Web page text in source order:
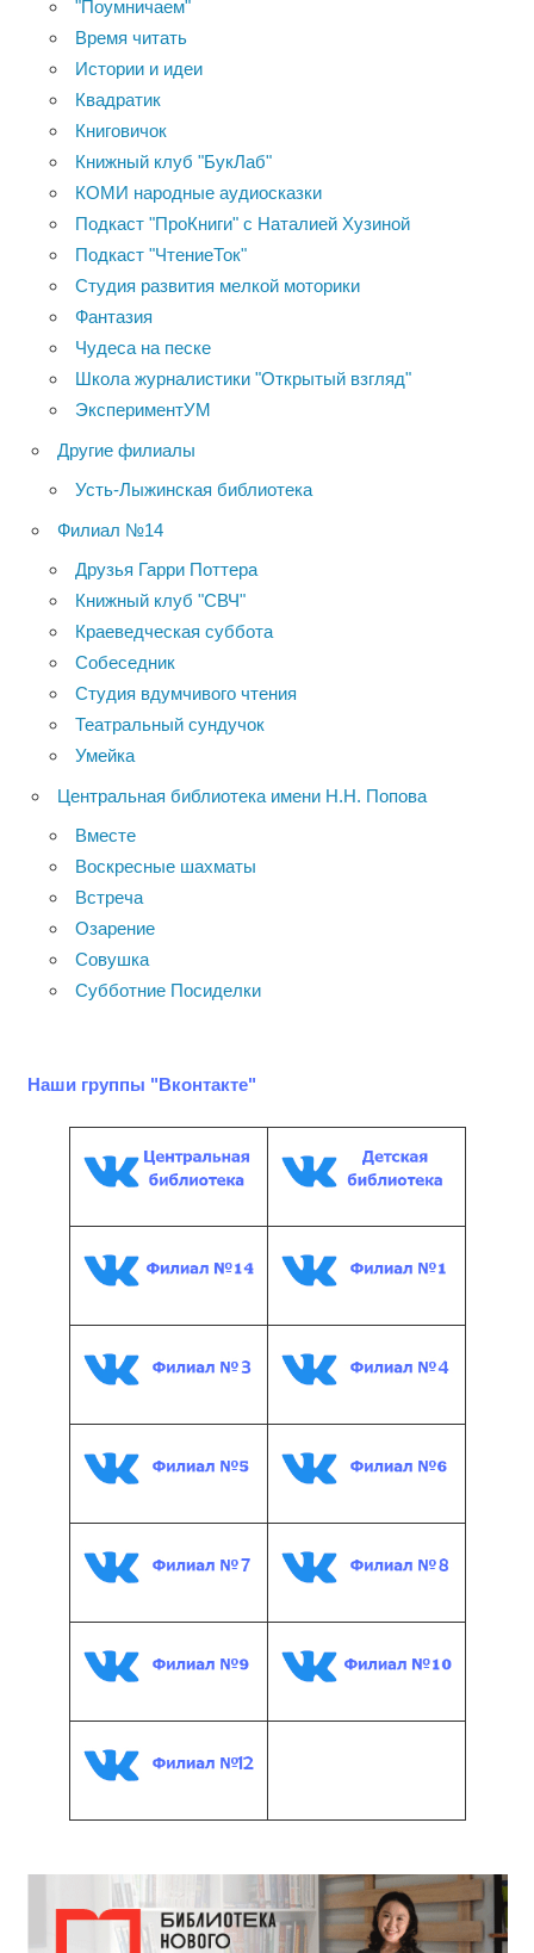
"Поумничаем"
Время читать
Истории и идеи
Квадратик
Книговичок
Книжный клуб "БукЛаб"
КОМИ народные аудиосказки
Подкаст "ПроКниги" с Наталией Хузиной
Подкаст "ЧтениеТок"
Студия развития мелкой моторики
Фантазия
Чудеса на песке
Школа журналистики "Открытый взгляд"
ЭкспериментУМ
Другие филиалы
Усть-Лыжинская библиотека
Филиал №14
Друзья Гарри Поттера
Книжный клуб "СВЧ"
Краеведческая суббота
Собеседник
Студия вдумчивого чтения
Театральный сундучок
Умейка
Центральная библиотека имени Н.Н. Попова
Вместе
Воскресные шахматы
Встреча
Озарение
Совушка
Субботние Посиделки
Наши группы "Вконтакте"